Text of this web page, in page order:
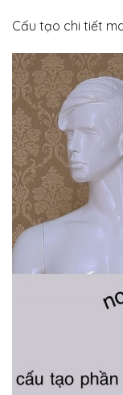
Cấu tạo chi tiết